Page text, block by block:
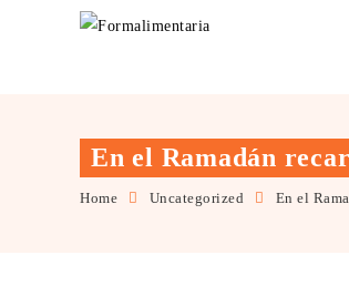
En el Ramadán
Home Uncategorized En el